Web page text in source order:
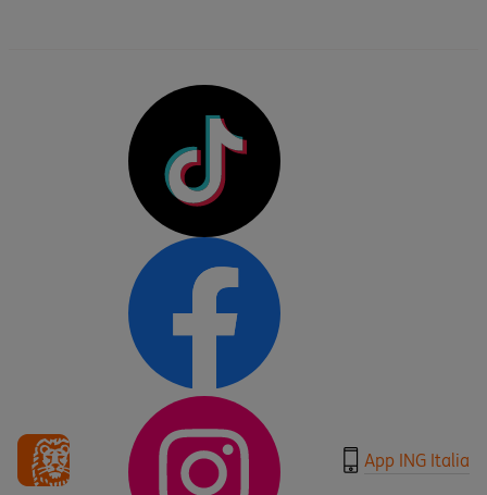
App ING Italia